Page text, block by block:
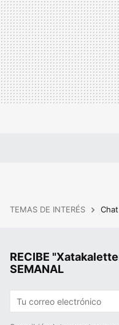
TEMAS DE INTERÉS
RECIBE
SEMANAL